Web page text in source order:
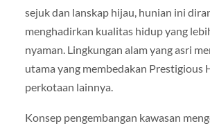
sejuk dan lanskap hijau, hunian ini
menghadirkan kualitas hidup yang
nyaman. Lingkungan alam yang asri
utama yang membedakan Prestigious
perkotaan lainnya.
Konsep pengembangan kawasan